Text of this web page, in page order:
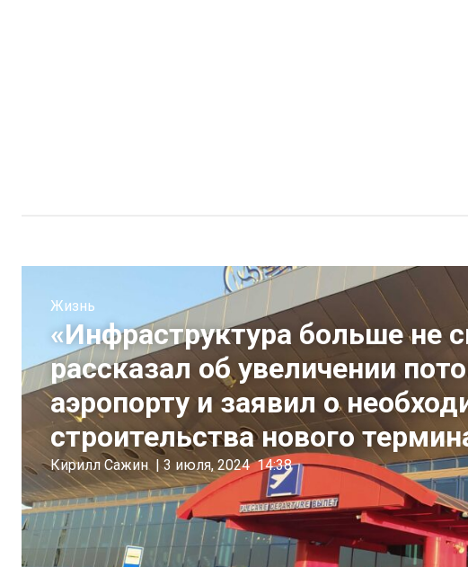
Жизнь
«Инфраструктура больше не
рассказал об увеличении
аэропорту и заявил о
строительства нового
Кирилл Сажин | 3 июля, 2024 14:38